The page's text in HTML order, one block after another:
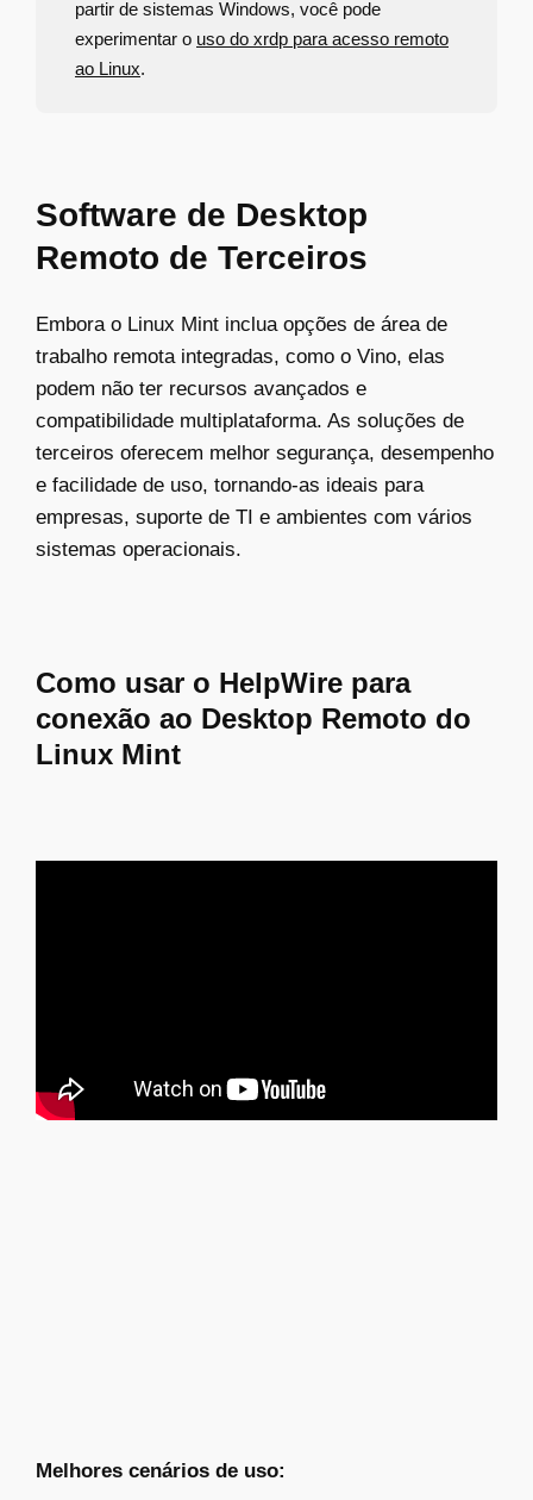
partir de sistemas Windows, você pode
experimentar o uso do xrdp para acesso remoto
ao Linux.
Software de Desktop
Remoto de Terceiros
Embora o Linux Mint inclua opções de área de
trabalho remota integradas, como o Vino, elas
podem não ter recursos avançados e
compatibilidade multiplataforma. As soluções de
terceiros oferecem melhor segurança, desempenho
e facilidade de uso, tornando-as ideais para
empresas, suporte de TI e ambientes com vários
sistemas operacionais.
Como usar o HelpWire para
conexão ao Desktop Remoto do
Linux Mint
Melhores cenários de uso: